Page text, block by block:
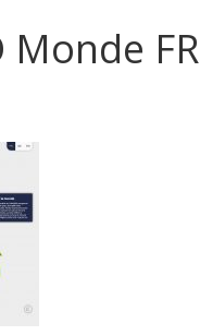
Monde FR